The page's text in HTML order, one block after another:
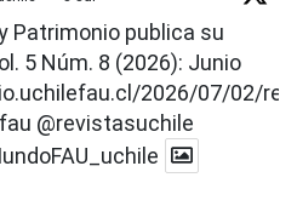
Patrimonio publica su
5 Núm. 8 (2026): Junio
2026/07/02/
@revistasuchile